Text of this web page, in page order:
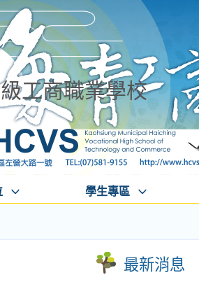
工商職業學校
學生專區
最新消息